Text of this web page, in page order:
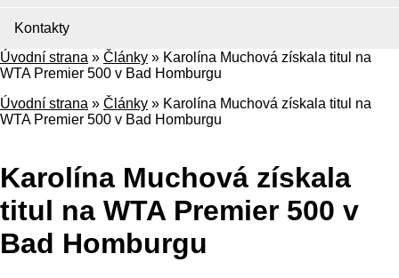
Kontakty
Úvodní strana » Články » Karolína Muchová získala titul na
WTA Premier 500 v Bad Homburgu
Úvodní strana » Články » Karolína Muchová získala titul na
WTA Premier 500 v Bad Homburgu
Karolína Muchová získala
titul na WTA Premier 500 v
Bad Homburgu